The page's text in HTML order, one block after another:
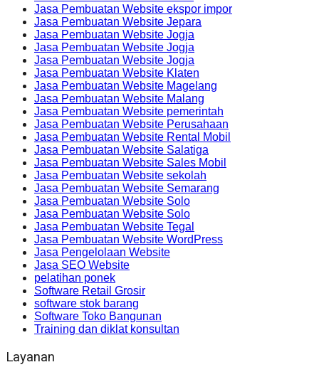
Jasa Pembuatan Website ekspor impor
Jasa Pembuatan Website Jepara
Jasa Pembuatan Website Jogja
Jasa Pembuatan Website Jogja
Jasa Pembuatan Website Jogja
Jasa Pembuatan Website Klaten
Jasa Pembuatan Website Magelang
Jasa Pembuatan Website Malang
Jasa Pembuatan Website pemerintah
Jasa Pembuatan Website Perusahaan
Jasa Pembuatan Website Rental Mobil
Jasa Pembuatan Website Salatiga
Jasa Pembuatan Website Sales Mobil
Jasa Pembuatan Website sekolah
Jasa Pembuatan Website Semarang
Jasa Pembuatan Website Solo
Jasa Pembuatan Website Solo
Jasa Pembuatan Website Tegal
Jasa Pembuatan Website WordPress
Jasa Pengelolaan Website
Jasa SEO Website
pelatihan ponek
Software Retail Grosir
software stok barang
Software Toko Bangunan
Training dan diklat konsultan
Layanan